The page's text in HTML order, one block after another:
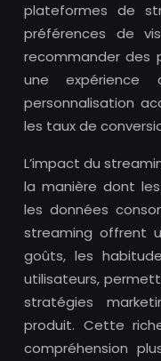
plateformes de
préférences de
recommander des
une expérience
personnalisation
les taux de
L’impact du
la manière dont
les données
streaming offrent
goûts, les
utilisateurs,
stratégies
produit. Cette
compréhension